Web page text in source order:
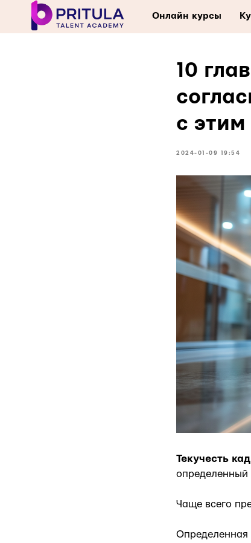
Онлайн курсы
10
с этим
2024-01-09 19:54
Текучесть
определенный
Чаще всего
Определенная